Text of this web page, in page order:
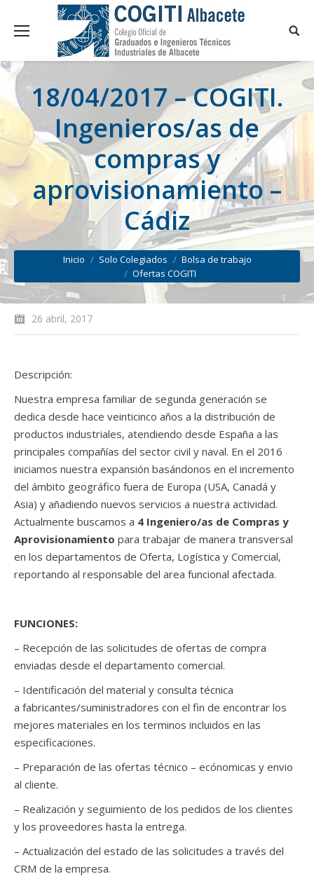
18/04/2017 – COGITI.
Ingenieros/as de
compras y
aprovisionamiento –
Cádiz
You are here:
Inicio Solo Colegiados
Bolsa de trabajo
Ofertas COGITI
26 abril, 2017
Descripción:
Nuestra empresa familiar de segunda generación se
dedica desde hace veinticinco años a la distribución de
productos industriales, atendiendo desde España a las
principales compañías del sector civil y naval. En el 2016
iniciamos nuestra expansión basándonos en el incremento
del ámbito geográfico fuera de Europa (USA, Canadá y
Asia) y añadiendo nuevos servicios a nuestra actividad.
Actualmente buscamos a 4 Ingeniero/as de Compras y
Aprovisionamiento para trabajar de manera transversal
en los departamentos de Oferta, Logística y Comercial,
reportando al responsable del area funcional afectada.
FUNCIONES:
– Recepción de las solicitudes de ofertas de compra
enviadas desde el departamento comercial.
– Identificación del material y consulta técnica
a fabricantes/suministradores con el fin de encontrar los
mejores materiales en los terminos incluidos en las
especificaciones.
– Preparación de las ofertas técnico – ecónomicas y envio
al cliente.
– Realización y seguimiento de los pedidos de los clientes
y los proveedores hasta la entrega.
– Actualización del estado de las solicitudes a través del
CRM de la empresa.